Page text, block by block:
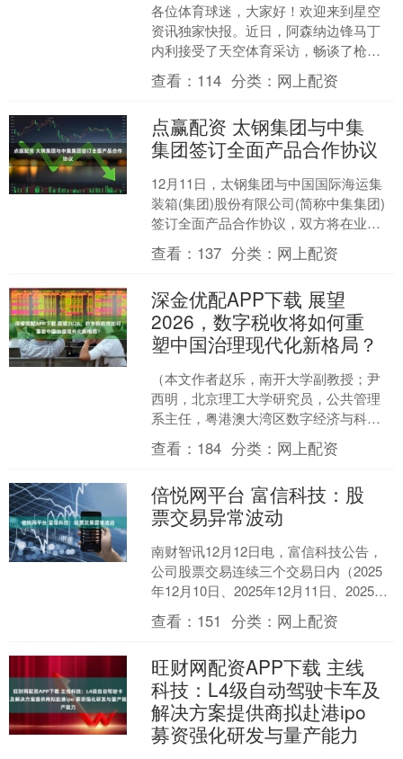
各位体育球迷，大家好！欢迎来到星空
资讯独家快报。近日，阿森纳边锋马丁
内利接受了天空体育采访，畅谈了枪手
在圣诞节期间领跑英超积分榜的感受以
及队友热苏斯回归的喜悦。....
查看： 114 分类： 网上配资
点赢配资 太钢集团与中集
集团签订全面产品合作协议
12月11日，太钢集团与中国国际海运集
装箱(集团)股份有限公司(简称中集集团)
签订全面产品合作协议，双方将在业务
融合、技术协同等方面持续深化合作，
开启共谋发展的....
查看： 137 分类： 网上配资
深金优配APP下载 展望
2026，数字税收将如何重
塑中国治理现代化新格局？
（本文作者赵乐，南开大学副教授；尹
西明，北京理工大学研究员，公共管理
系主任，粤港澳大湾区数字经济与科技
协同创新研究院副院长） 深入推进数字
中国建设、加快政务工作....
查看： 184 分类： 网上配资
倍悦网平台 富信科技：股
票交易异常波动
南财智讯12月12日电，富信科技公告，
公司股票交易连续三个交易日内（2025
年12月10日、2025年12月11日、2025年
12月12日）收盘价格涨幅偏离值累....
查看： 151 分类： 网上配资
旺财网配资APP下载 主线
科技：L4级自动驾驶卡车及
解决方案提供商拟赴港ipo
募资强化研发与量产能力